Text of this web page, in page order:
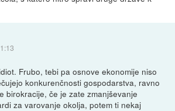
Frubo, tebi pa osnove ekonomije niso
konkurenčnosti gospodarstva, ravno
birokracije, če je zate zmanjševanje
za varovanje okolja, potem ti nekaj